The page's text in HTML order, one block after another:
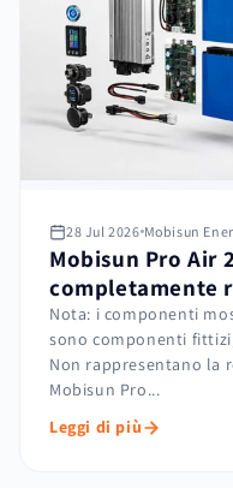
28 Jul 2026 Mobisun
Mobisun Pro Air
completamente
Nota: i componenti
sono componenti
Non rappresentano la
Mobisun Pro...
Leggi di più